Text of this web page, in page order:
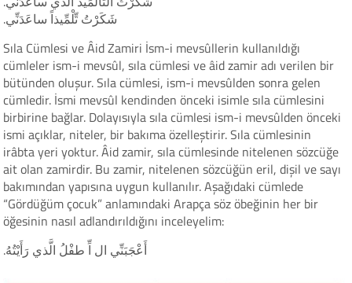
.شَكَرْتُ تِّلْمِّيذاً ساعَدَنِّي
Sıla Cümlesi ve Âid Zamiri İsm-i mevsûllerin kullanıldığı
cümleler ism-i mevsûl, sıla cümlesi ve âid zamir adı verilen bir
bütünden oluşur. Sıla cümlesi, ism-i mevsûlden sonra gelen
cümledir. İsmi mevsûl kendinden önceki isimle sıla cümlesini
birbirine bağlar. Dolayısıyla sıla cümlesi ism-i mevsûlden önceki
ismi açıklar, niteler, bir bakıma özelleştirir. Sıla cümlesinin
irâbta yeri yoktur. Âid zamir, sıla cümlesinde nitelenen sözcüğe
ait olan zamirdir. Bu zamir, nitelenen sözcüğün eril, dişil ve sayı
bakımından yapısına uygun kullanılır. Aşağıdaki cümlede
“Gördüğüm çocuk” anlamındaki Arapça söz öbeğinin her bir
öğesinin nasıl adlandırıldığını inceleyelim:
.أَعْجَبَنِّي ال اِّ طفْلُ الَّذي رَأَيْتُهُ